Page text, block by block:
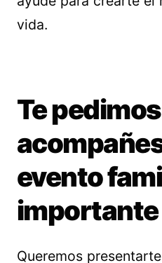
vida.
Te
evento
importante
Queremos